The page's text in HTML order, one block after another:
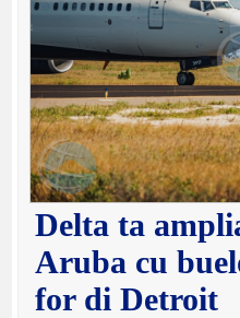
Delta ta
Aruba cu
for di Detroit